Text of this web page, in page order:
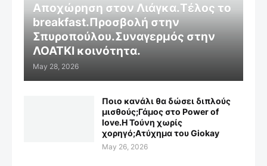
Αποχώρηση στον Λιάγκα.Τέλος το
breakfast.Προσβολή στην
Σπυροπούλου.Συναγερμός στην
ΛΟΑΤΚΙ κοινότητα.
May 28, 2026
Ποιο κανάλι θα δώσει διπλούς
μισθούς;Γάμος στο Power of
love.Η Τούνη χωρίς
χορηγό;Aτύχημα του Giokay
May 26, 2026